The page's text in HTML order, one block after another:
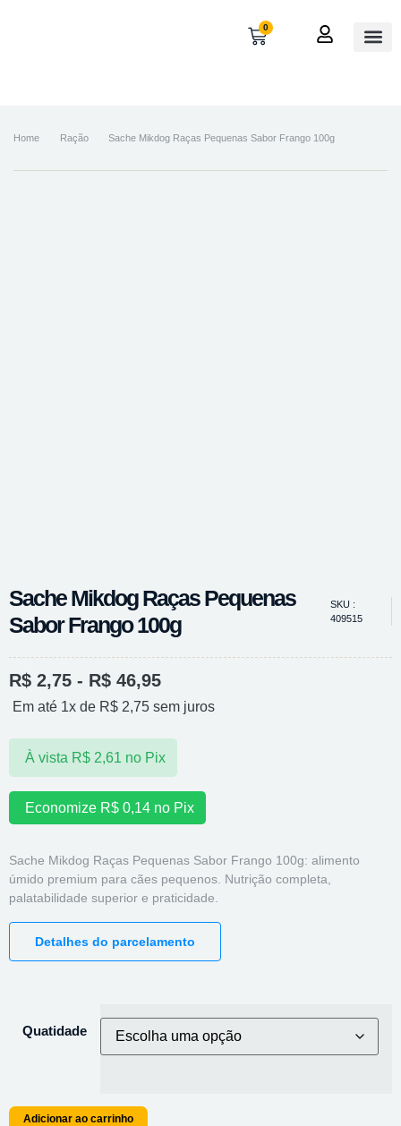
0
Home Ração Sache Mikdog Raças Pequenas Sabor Frango 100g
Sache Mikdog Raças Pequenas
Sabor Frango 100g
SKU :
409515
R$ 2,75 - R$ 46,95
Em até 1x de R$ 2,75 sem juros
À vista R$2,61 no Pix
Economize R$0,14no Pix
Sache Mikdog Raças Pequenas Sabor Frango 100g: alimento
úmido premium para cães pequenos. Nutrição completa,
palatabilidade superior e praticidade.
Detalhes do parcelamento
Quatidade
Adicionar ao carrinho